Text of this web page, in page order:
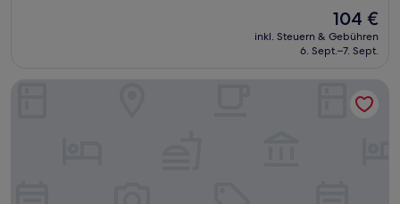
Der
Preis
beträgt
104 €
inkl. Steuern & Gebühren
6. Sept.–7. Sept.